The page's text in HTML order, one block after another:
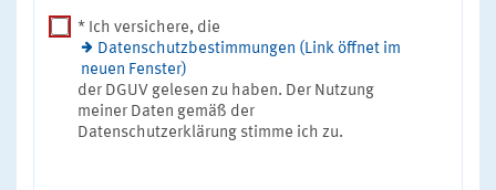
* Ich versichere, die
Datenschutzbestimmungen (Link öffnet im
neuen Fenster)
der DGUV gelesen zu haben. Der Nutzung
meiner Daten gemäß der
Datenschutzerklärung stimme ich zu.